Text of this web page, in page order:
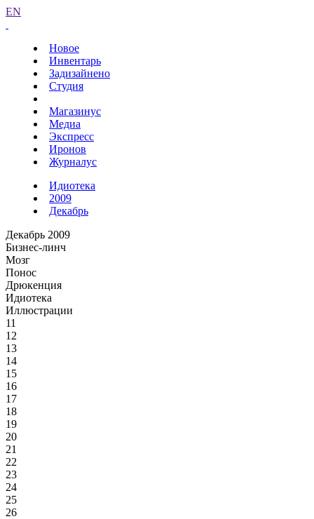
EN
Новое
Инвентарь
Задизайнено
Студия
Магазинус
Медиа
Экспресс
Иронов
Журналус
Идиотека
2009
Декабрь
Декабрь 2009
Бизнес-линч
Мозг
Понос
Дрюкенция
Идиотека
Иллюстрации
11
12
13
14
15
16
17
18
19
20
21
22
23
24
25
26